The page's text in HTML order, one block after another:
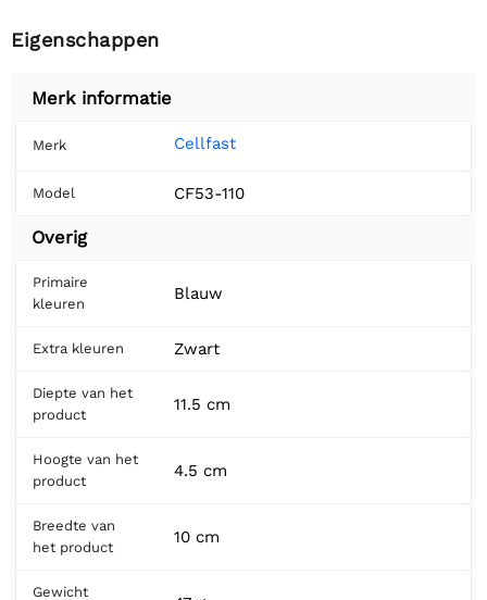
Eigenschappen
Merk informatie
Merk Cellfast
Model CF53-110
Overig
Primaire
kleuren
Blauw
Extra kleuren Zwart
Diepte van het
product
11.5 cm
Hoogte van het
product
4.5 cm
Breedte van
het product
10 cm
Gewicht